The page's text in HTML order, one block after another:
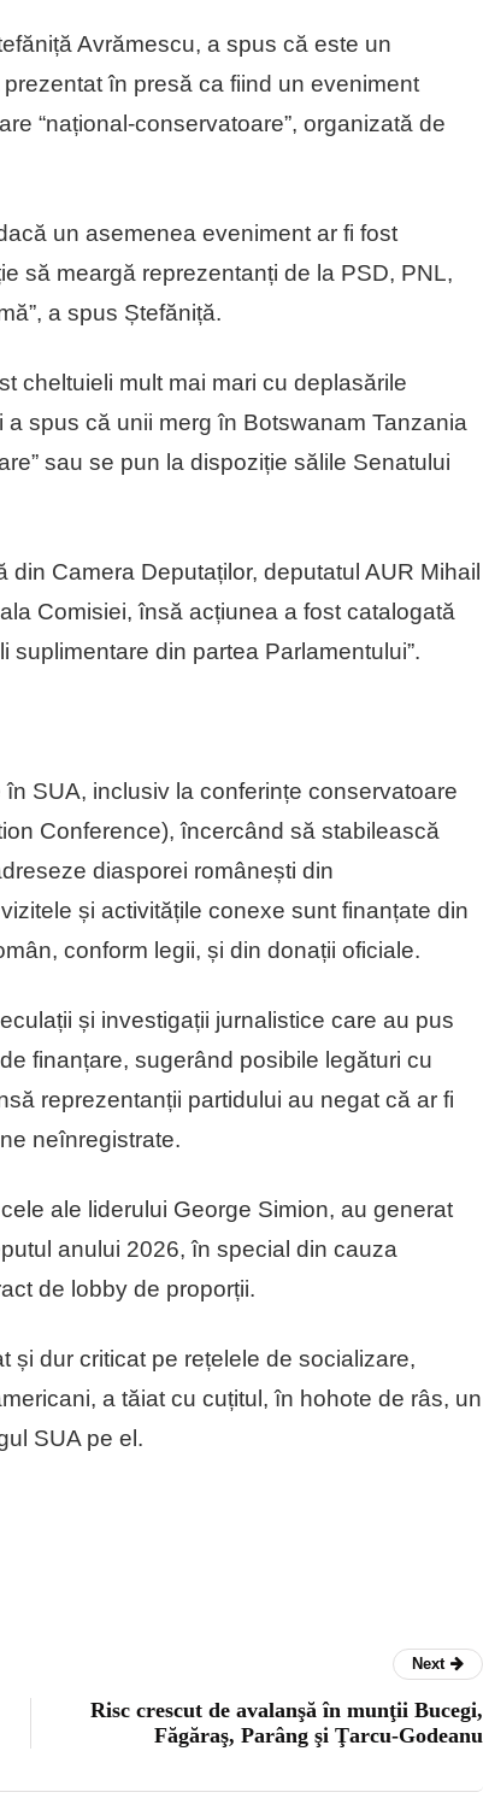
Avrămescu, a spus că este un
în presă ca fiind un eveniment
“național-conservatoare”, organizată de
un asemenea eveniment ar fi fost
să meargă reprezentanți de la PSD, PNL,
a spus Ștefăniță.
cheltuieli mult mai mari cu deplasările
spus că unii merg în Botswanam Tanzania
sau se pun la dispoziție sălile Senatului
Camera Deputaților, deputatul AUR Mihail
Comisiei, însă acțiunea a fost catalogată
suplimentare din partea Parlamentului”.
SUA, inclusiv la conferințe conservatoare
Conference), încercând să stabilească
diasporei românești din
și activitățile conexe sunt finanțate din
conform legii, și din donații oficiale.
și investigații jurnalistice care au pus
finanțare, sugerând posibile legături cu
reprezentanții partidului au negat că ar fi
neînregistrate.
ale liderului George Simion, au generat
anului 2026, în special din cauza
de lobby de proporții.
și dur criticat pe rețelele de socializare,
a tăiat cu cuțitul, în hohote de râs, un
SUA pe el.
Next
Risc crescut de avalanşă în munţii Bucegi,
Făgăraş, Parâng şi Ţarcu-Godeanu